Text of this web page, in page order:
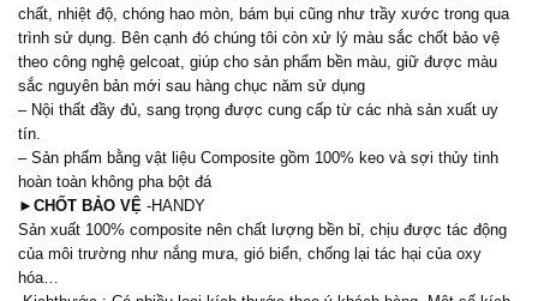
chất, nhiệt độ, chóng hao mòn, bám bụi cũng như trầy xước trong qua
trình sử dụng. Bên cạnh đó chúng tôi còn xử lý màu sắc chốt bảo vệ
theo công nghệ gelcoat, giúp cho sản phẩm bền màu, giữ được màu
sắc nguyên bản mới sau hàng chục năm sử dụng
– Nội thất đầy đủ, sang trọng được cung cấp từ các nhà sản xuất uy
tín.
– Sản phẩm bằng vật liệu Composite gồm 100% keo và sợi thủy tinh
hoàn toàn không pha bột đá
► CHỐT BẢO VỆ -HANDY
Sản xuất 100% composite nên chất lượng bền bỉ, chịu được tác động
của môi trường như nắng mưa, gió biển, chống lại tác hại của oxy
hóa…